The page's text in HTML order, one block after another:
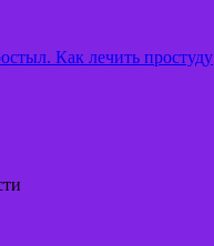
Как лечить простуду